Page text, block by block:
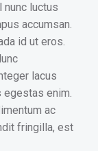
nunc luctus
accumsan.
id ut eros.
lacus
egestas enim.
ac
fringilla, est